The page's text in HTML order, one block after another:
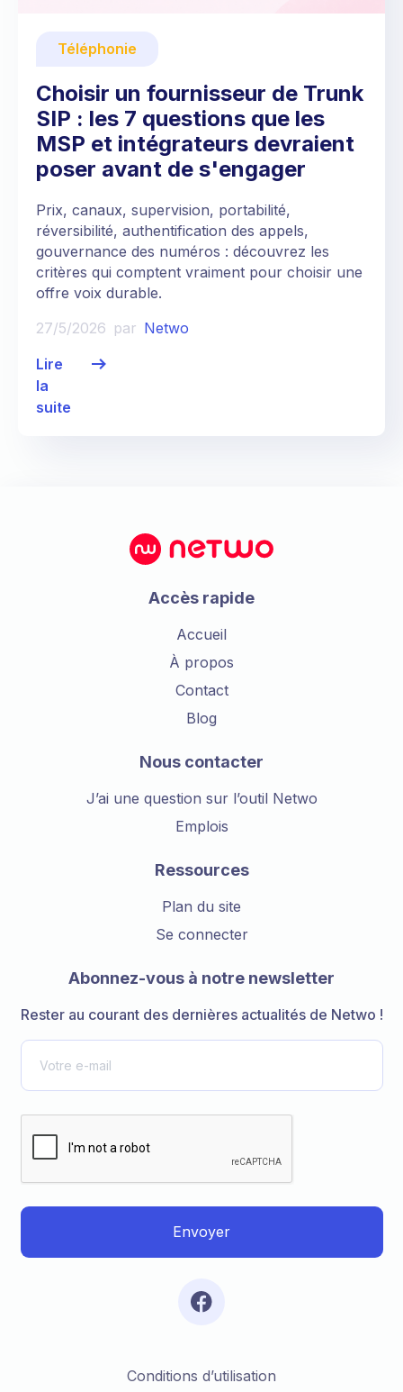
Téléphonie
Choisir un fournisseur de Trunk
SIP : les 7 questions que les
MSP et intégrateurs devraient
poser avant de s'engager
Prix, canaux, supervision, portabilité,
réversibilité, authentification des appels,
gouvernance des numéros : découvrez les
critères qui comptent vraiment pour choisir une
offre voix durable.
27/5/2026 par Netwo
Lire
la
suite
Accès rapide
Accueil
À propos
Contact
Blog
Nous contacter
J’ai une question sur l’outil Netwo
Emplois
Ressources
Plan du site
Se connecter
Abonnez-vous à notre newsletter
Rester au courant des dernières actualités de Netwo !
Conditions d’utilisation